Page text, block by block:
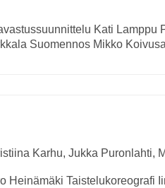
Kati Lamppu
Suomennos Mikko
Karhu, Jukka Puronlahti,
Heinämäki Taistelukoreografi